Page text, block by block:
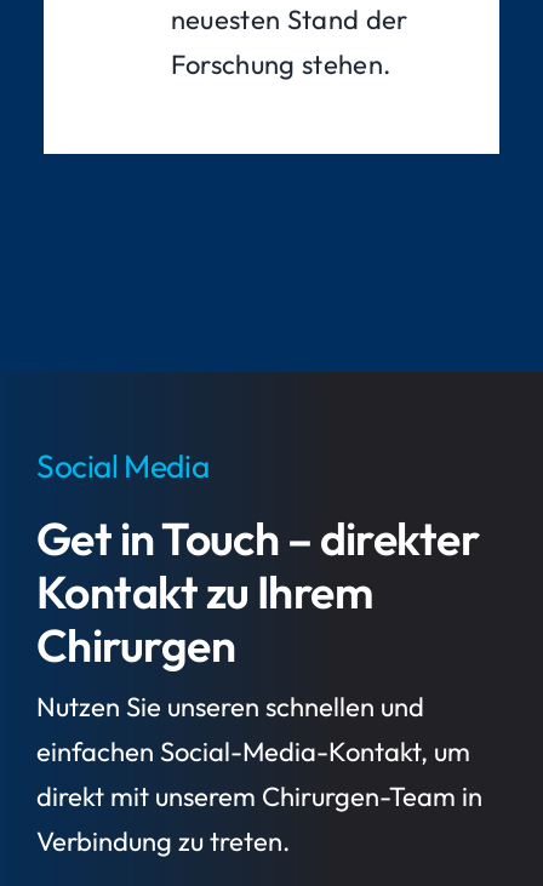
neuesten Stand der
Forschung stehen.
Social Media
Get in Touch – direkter
Kontakt zu Ihrem
Chirurgen
Nutzen Sie unseren schnellen und
einfachen Social-Media-Kontakt, um
direkt mit unserem Chirurgen-Team in
Verbindung zu treten.